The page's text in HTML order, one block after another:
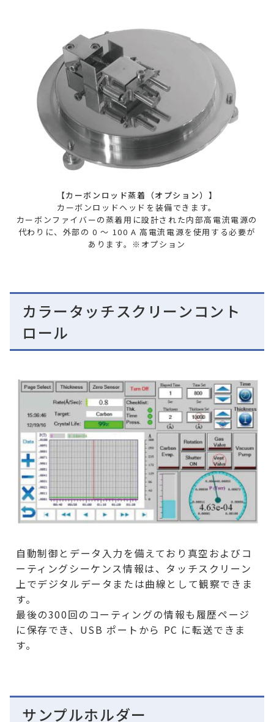
【カーボンロッド蒸着（オプション）】
カーボンロッドヘッドを装備できます。
カーボンファイバーの蒸着用に設計された内部高電流電源の
代わりに、外部の 0 ～ 100 A 高電流電源を使用する必要が
あります。※オプション
カラータッチスクリーンコント
ロール
自動制御とデータ入力を備えており真空およびコ
ーティングシーケンス情報は、タッチスクリーン
上でデジタルデータまたは曲線として観察できま
す。
最後の300回のコーティングの情報も履歴ページ
に保存でき、USB ポートから PC に転送できま
す。
サンプルホルダー